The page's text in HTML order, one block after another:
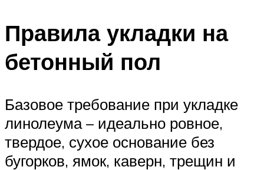
Правила укладки на
бетонный пол
Базовое требование при укладке
линолеума – идеально ровное,
твердое, сухое основание без
бугорков, ямок, каверн, трещин и